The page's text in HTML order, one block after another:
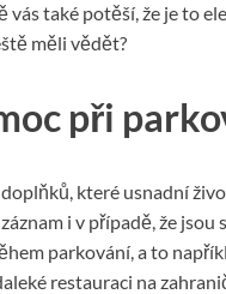
také potěší, že je to
měli vědět?
při
které usnadní
i v případě, že
parkování, a to
restauraci na